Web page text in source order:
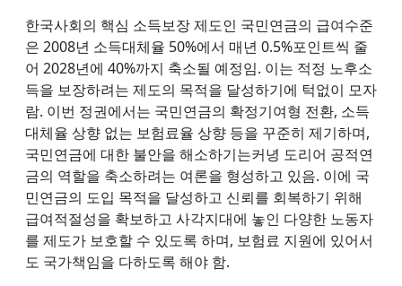
한국사회의 핵심 소득보장 제도인 국민연금의 급여수준
은 2008년 소득대체율 50%에서 매년 0.5%포인트씩 줄
어 2028년에 40%까지 축소될 예정임. 이는 적정 노후소
득을 보장하려는 제도의 목적을 달성하기에 턱없이 모자
람. 이번 정권에서는 국민연금의 확정기여형 전환, 소득
대체율 상향 없는 보험료율 상향 등을 꾸준히 제기하며,
국민연금에 대한 불안을 해소하기는커녕 도리어 공적연
금의 역할을 축소하려는 여론을 형성하고 있음. 이에 국
민연금의 도입 목적을 달성하고 신뢰를 회복하기 위해
급여적절성을 확보하고 사각지대에 놓인 다양한 노동자
를 제도가 보호할 수 있도록 하며, 보험료 지원에 있어서
도 국가책임을 다하도록 해야 함.